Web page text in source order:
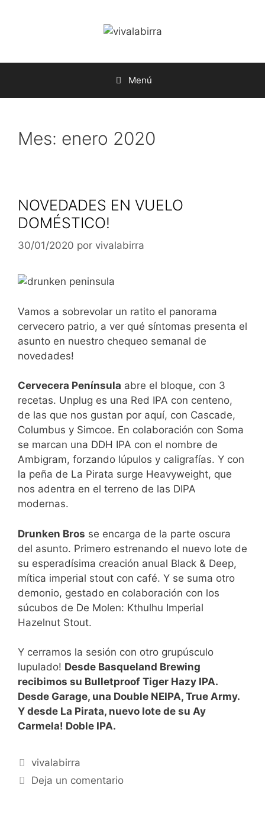
Menú
Mes: enero 2020
NOVEDADES EN VUELO
DOMÉSTICO!
30/01/2020 por vivalabirra
Vamos a sobrevolar un ratito el panorama
cervecero patrio, a ver qué síntomas presenta el
asunto en nuestro chequeo semanal de
novedades!
Cervecera Península abre el bloque, con 3
recetas. Unplug es una Red IPA con centeno,
de las que nos gustan por aquí, con Cascade,
Columbus y Simcoe. En colaboración con Soma
se marcan una DDH IPA con el nombre de
Ambigram, forzando lúpulos y caligrafías. Y con
la peña de La Pirata surge Heavyweight, que
nos adentra en el terreno de las DIPA
modernas.
Drunken Bros se encarga de la parte oscura
del asunto. Primero estrenando el nuevo lote de
su esperadísima creación anual Black & Deep,
mítica imperial stout con café. Y se suma otro
demonio, gestado en colaboración con los
súcubos de De Molen: Kthulhu Imperial
Hazelnut Stout.
Y cerramos la sesión con otro grupúsculo
lupulado! Desde Basqueland Brewing
recibimos su Bulletproof Tiger Hazy IPA.
Desde Garage, una Double NEIPA, True Army.
Y desde La Pirata, nuevo lote de su Ay
Carmela! Doble IPA.
Categorías
vivalabirra
Deja un comentario